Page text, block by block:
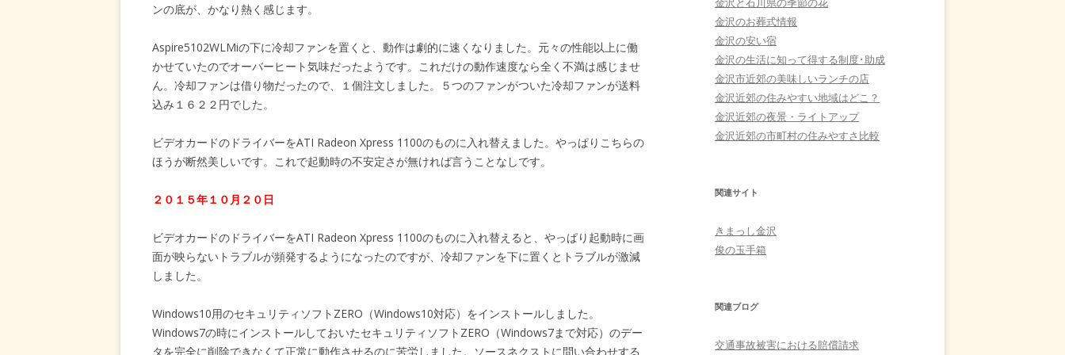
ンの底が、かなり熱く感じます。
Aspire5102WLMiの下に冷却ファンを置くと、動作は劇的に速くなりました。元々の性能以上に働
かせていたのでオーバーヒート気味だったようです。これだけの動作速度なら全く不満は感じませ
ん。冷却ファンは借り物だったので、１個注文しました。５つのファンがついた冷却ファンが送料
込み１６２２円でした。
ビデオカードのドライバーをATI Radeon Xpress 1100のものに入れ替えました。やっぱりこちらの
ほうが断然美しいです。これで起動時の不安定さが無ければ言うことなしです。
２０１５年１０月２０日
ビデオカードのドライバーをATI Radeon Xpress 1100のものに入れ替えると、やっぱり起動時に画
面が映らないトラブルが頻発するようになったのですが、冷却ファンを下に置くとトラブルが激減
しました。
Windows10用のセキュリティソフトZERO（Windows10対応）をインストールしました。
Windows7の時にインストールしておいたセキュリティソフトZERO（Windows7まで対応）のデー
タを完全に削除できなくて正常に動作させるのに苦労しました。ソースネクストに問い合わせする
金沢のお葬式情報
金沢の安い宿
金沢の生活に知って得する制度･助成
金沢市近郊の美味しいランチの店
金沢近郊の住みやすい地域はどこ？
金沢近郊の夜景・ライトアップ
金沢近郊の市町村の住みやすさ比較
関連サイト
きまっし金沢
俊の玉手箱
関連ブログ
交通事故被害における賠償請求